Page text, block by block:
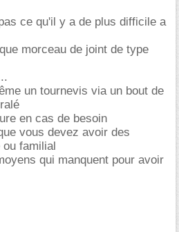
ce qu'il y a de plus difficile a
morceau de joint de type
un tournevis via un bout de
en cas de besoin
vous devez avoir des
familial
qui manquent pour avoir